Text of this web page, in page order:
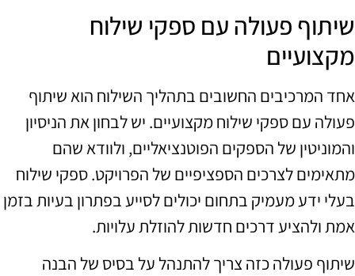
שיתוף פעולה עם ספקי שילוח
מקצועיים
אחד המרכיבים החשובים בתהליך השילוח הוא שיתוף
פעולה עם ספקי שילוח מקצועיים. יש לבחון את הניסיון
והמוניטין של הספקים הפוטנציאליים, ולוודא שהם
מתאימים לצרכים הספציפיים של הפרויקט. ספקי שילוח
בעלי ידע מעמיק בתחום יכולים לסייע בפתרון בעיות בזמן
אמת ולהציע דרכים חדשות להוזלת עלויות.
שיתוף פעולה כזה צריך להתנהל על בסיס של הבנה